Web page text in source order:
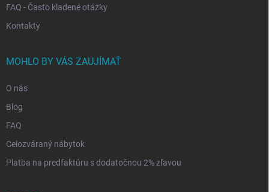
FAQ - Často kladené otázky
Kontakty
MOHLO BY VÁS ZAUJÍMAŤ
O nás
Blog
FAQ
Celozváraný nábytok
Platba na predfaktúru s dodatočnou 2% zľavou